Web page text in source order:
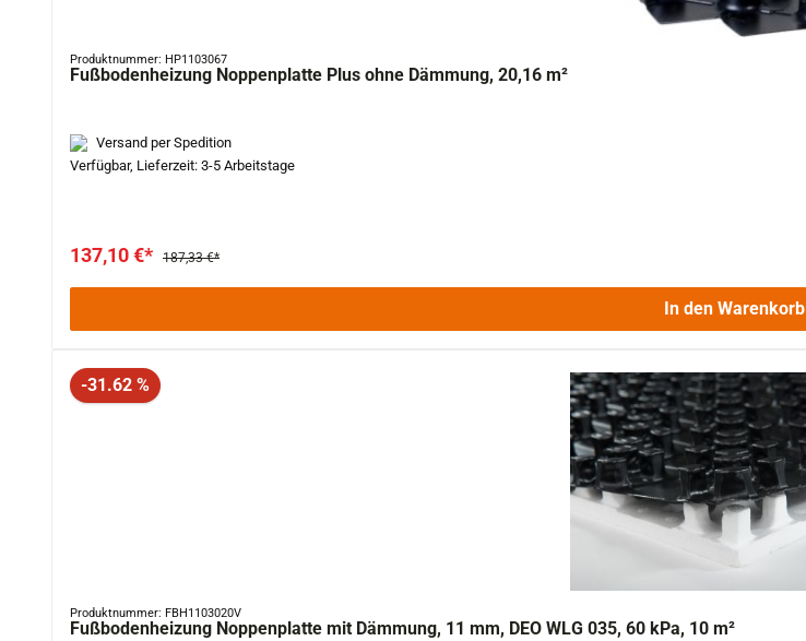
Produktnummer: HP1103067
Fußbodenheizung Noppenplatte Plus ohne Dämmung, 20,16 m²
Versand per Spedition
Verfügbar, Lieferzeit: 3-5 Arbeitstage
137,10 €* 187,33 €*
In den Warenkorb
Rabatt
-31.62 %
Produktnummer: FBH1103020V
Fußbodenheizung Noppenplatte mit Dämmung, 11 mm, DEO WLG 035, 60 kPa, 10 m²